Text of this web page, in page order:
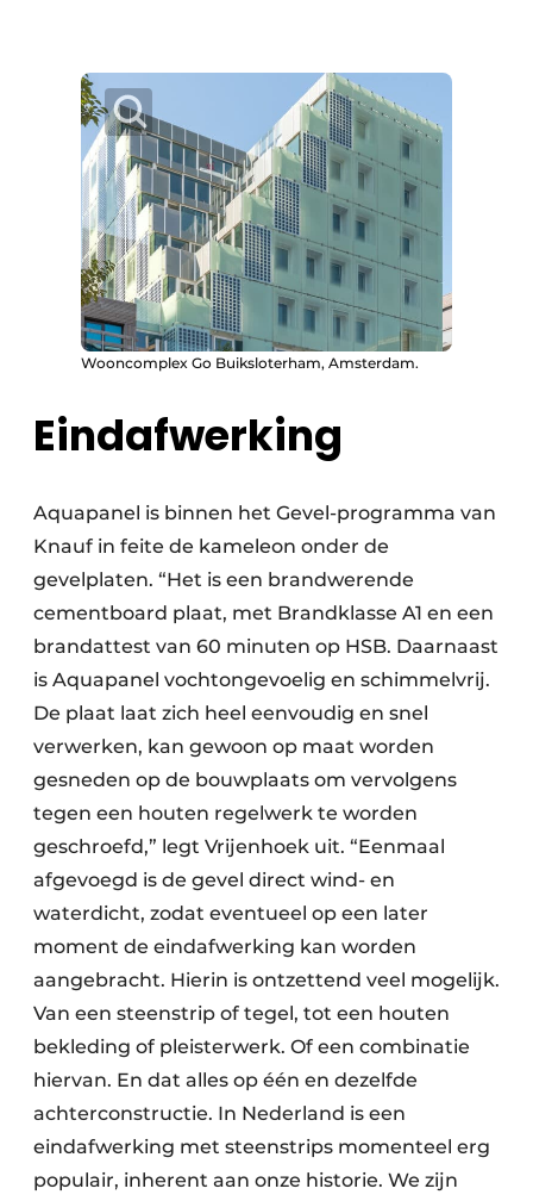
Wooncomplex Go Buiksloterham, Amsterdam.
Eindafwerking
Aquapanel is binnen het Gevel-programma van
Knauf in feite de kameleon onder de
gevelplaten. “Het is een brandwerende
cementboard plaat, met Brandklasse A1 en een
brandattest van 60 minuten op HSB. Daarnaast
is Aquapanel vochtongevoelig en schimmelvrij.
De plaat laat zich heel eenvoudig en snel
verwerken, kan gewoon op maat worden
gesneden op de bouwplaats om vervolgens
tegen een houten regelwerk te worden
geschroefd,” legt Vrijenhoek uit. “Eenmaal
afgevoegd is de gevel direct wind- en
waterdicht, zodat eventueel op een later
moment de eindafwerking kan worden
aangebracht. Hierin is ontzettend veel mogelijk.
Van een steenstrip of tegel, tot een houten
bekleding of pleisterwerk. Of een combinatie
hiervan. En dat alles op één en dezelfde
achterconstructie. In Nederland is een
eindafwerking met steenstrips momenteel erg
populair, inherent aan onze historie. We zijn